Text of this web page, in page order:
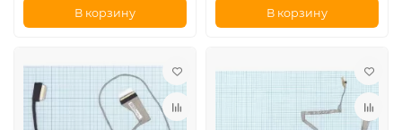
В корзину В корзину